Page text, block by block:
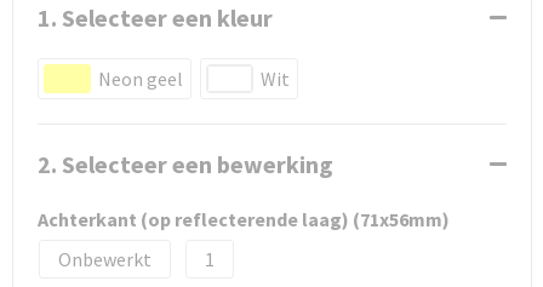
1. Selecteer een kleur
Neon geel Wit
2. Selecteer een bewerking
Achterkant (op reflecterende laag) (71x56mm)
Onbewerkt
1